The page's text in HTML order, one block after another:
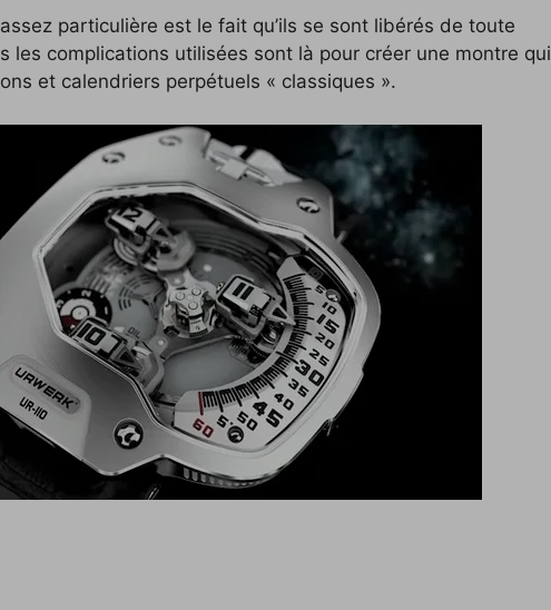
s
t
particulière est le fait qu’ils se sont libérés de toute
les complications utilisées sont là pour créer une montre qui
et calendriers perpétuels « classiques ».